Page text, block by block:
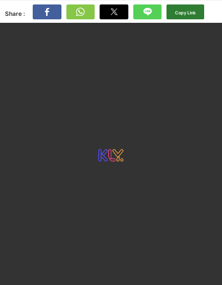
Share : Copy Link